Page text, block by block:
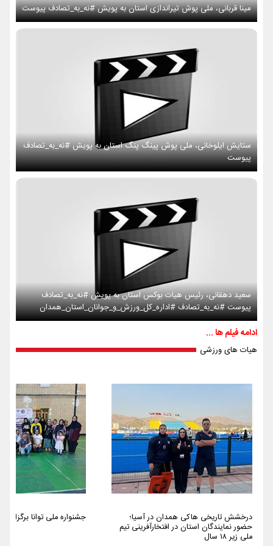
مینا قربانی، ملی پوش تیراندازی استان به پویش #نه_به_تصادف پیوست
ستایش ایلوخانی، ملی پوش پینگ پنگ استان به پویش #نه_به_تصادف
پیوست
سعید دهقانی، رئیس هیات بوکس استان به پویش #نه_به_تصادف
پیوست #نه_به_تصادف #اداره_کل_ورزش_و_جوانان_استان_همدان
ادامه فیلم ها ...
هیات های ورزشی
درخشش تاریخی هاکی همدان در آسیا؛
حضور نمایندگان استان در افتخارآفرینی تیم
ملی زیر ۱۸ سال
جشنواره ملی توانا برگزار شد